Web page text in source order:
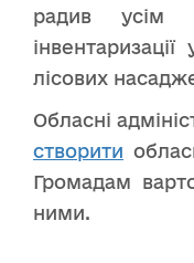
радив
лісових
Обласні
створити
Громадам
ними.